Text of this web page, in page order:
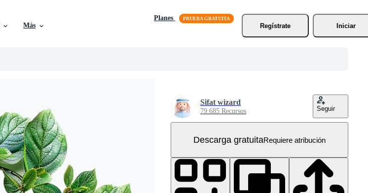
Más
Planes
Regístrate
Iniciar
Sifat wizard
79.685 Recursos Seguir
Descarga gratuitaRequiere atribución